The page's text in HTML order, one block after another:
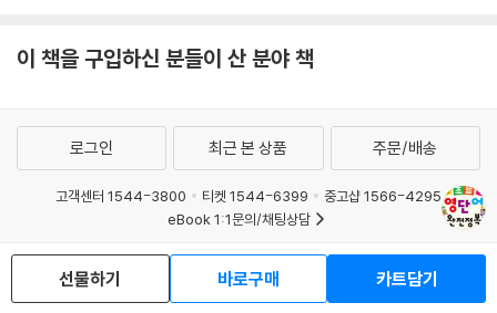
이 책을 구입하신 분들이 산 분야 책
선물하기 바로구매 카트담기
로그인 최근 본 상품 주문/배송
고객센터 1544-3800 티켓 1544-6399
중고샵 1566-4295
eBook 1:1문의/채팅상담
예스이십사(주) 사업자 정보
이용약관
개인정보처리방침
청소년보호정책
PC버전
회사소개 거래처관계자께